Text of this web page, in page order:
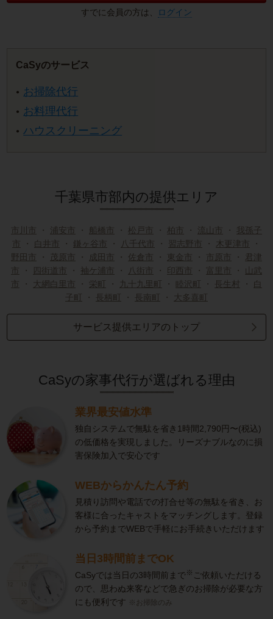
すでに会員の方は、 ログイン
CaSyのサービス
お掃除代行
お料理代行
ハウスクリーニング
千葉県市部内の提供エリア
市川市 ・ 浦安市 ・ 船橋市 ・ 松戸市 ・ 柏市 ・ 流山市 ・ 我孫子
市
・ 白井市 ・ 鎌ヶ谷市 ・ 八千代市 ・ 習志野市 ・ 木更津市
・
野田市
・ 茂原市 ・ 成田市 ・ 佐倉市 ・ 東金市 ・ 市原市 ・
君津
市
・ 四街道市 ・ 袖ケ浦市 ・ 八街市 ・ 印西市 ・ 富里市 ・ 山武
市
・ 大網白里市 ・ 栄町 ・ 九十九里町 ・ 睦沢町 ・ 長生村 ・ 白
子町 ・ 長柄町 ・ 長南町 ・ 大多喜町
サービス提供エリアのトップ
CaSyの家事代行が選ばれる理由
業界最安値水準
独自システムで無駄を省き1時間2,790円〜(税込)
の低価格を実現しました。リーズナブルなのに損
害保険加入で安心です
WEBからかんたん予約
見積り訪問や電話での打合せ等の無駄を省き、お
客様に合ったキャストをマッチングします。登録
から予約までWEBで手軽にお手続きいただけます
当日3時間前までOK
CaSyでは当日の3時間前まで※ ご依頼いただける
ので、思わぬ来客などで急ぎのお掃除が必要な方
にも便利です ※お掃除のみ